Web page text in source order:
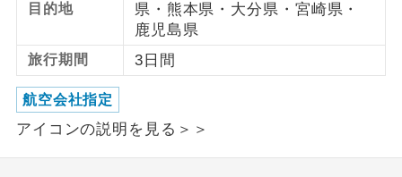
目的地
県・熊本県・大分県・宮崎県・
鹿児島県
旅行期間 3日間
航空会社指定
アイコンの説明を見る＞＞
おひとり様でバス席を2席利⽤できま
す。